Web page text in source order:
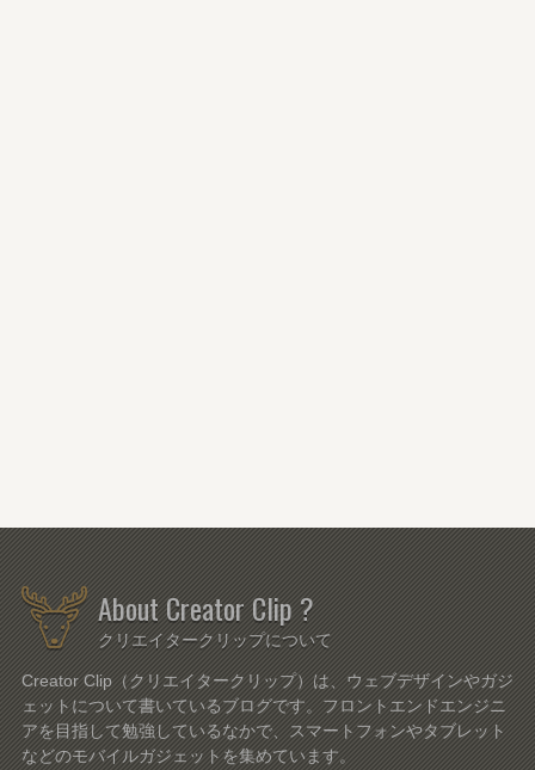
About Creator Clip ?
クリエイタークリップについて
Creator Clip（クリエイタークリップ）は、ウェブデザインやガジ
ェットについて書いているブログです。フロントエンドエンジニ
アを目指して勉強しているなかで、スマートフォンやタブレット
などのモバイルガジェットを集めています。